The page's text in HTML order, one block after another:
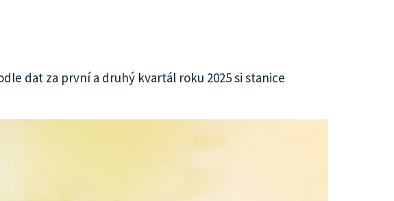
dat za první a druhý kvartál roku 2025 si stanice